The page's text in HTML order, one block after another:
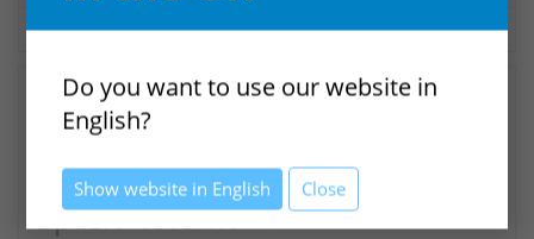
DESCRIZIONE
Servizi
Spazio esterno
Do you want to use our website in
English?
Show website in English Close